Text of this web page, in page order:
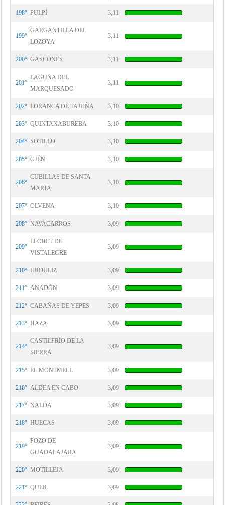
198° PULPÍ 3,11
199°
GARGANTILLA DEL
LOZOYA
3,11
200° GASCONES 3,11
201°
LAGUNA DEL
MARQUESADO
3,11
202° LORANCA DE TAJUÑA 3,10
203° QUINTANABUREBA 3,10
204° SOTILLO 3,10
205° OJÉN 3,10
206°
CUBILLAS DE SANTA
MARTA
3,10
207° OLVENA 3,10
208° NAVACARROS 3,09
209°
LLORET DE
VISTALEGRE
3,09
210° URDULIZ 3,09
211° ANADÓN 3,09
212° CABAÑAS DE YEPES 3,09
213° HAZA 3,09
214°
CASTILFRÍO DE LA
SIERRA
3,09
215° EL MONTMELL 3,09
216° ALDEA EN CABO 3,09
217° NALDA 3,09
218° HUECAS 3,09
219°
POZO DE
GUADALAJARA
3,09
220° MOTILLEJA 3,09
221° QUER 3,09